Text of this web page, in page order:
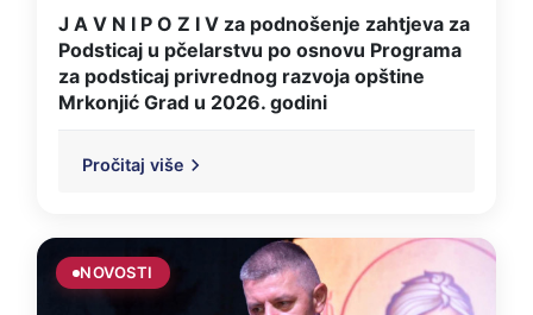
J A V N I P O Z I V za podnošenje zahtjeva za
Podsticaj u pčelarstvu po osnovu Programa
za podsticaj privrednog razvoja opštine
Mrkonjić Grad u 2026. godini
Pročitaj više
NOVOSTI